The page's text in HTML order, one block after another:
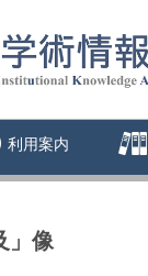
利用案内
」像